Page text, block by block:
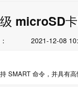
microSD
2021-12-08
SMART 命令，并具有